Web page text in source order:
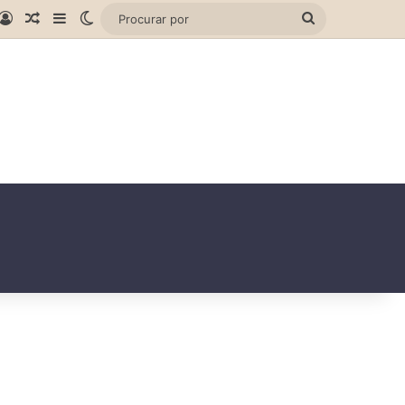
EntrarArtigo aleatório
Barra Lateral
Switch skin